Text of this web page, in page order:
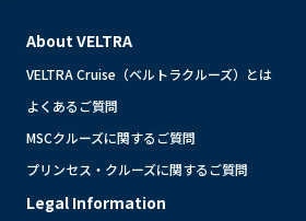
About VELTRA
VELTRA Cruise（ベルトラクルーズ）とは
よくあるご質問
MSCクルーズに関するご質問
プリンセス・クルーズに関するご質問
Legal Information